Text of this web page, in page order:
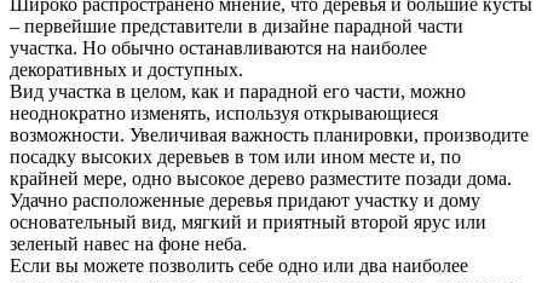
Широко распространено мнение, что деревья и большие кусты
– первейшие представители в дизайне парадной части
участка. Но обычно останавливаются на наиболее
декоративных и доступных.
Вид участка в целом, как и парадной его части, можно
неоднократно изменять, используя открывающиеся
возможности. Увеличивая важность планировки, производите
посадку высоких деревьев в том или ином месте и, по
крайней мере, одно высокое дерево разместите позади дома.
Удачно расположенные деревья придают участку и дому
основательный вид, мягкий и приятный второй ярус или
зеленый навес на фоне неба.
Если вы можете позволить себе одно или два наиболее